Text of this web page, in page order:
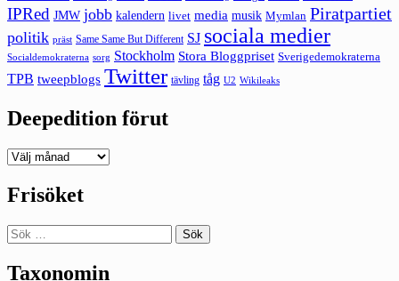
IPRed JMW jobb kalendern livet media musik Mymlan Piratpartiet
politik präst Same Same But Different SJ sociala medier
Socialdemokraterna sorg Stockholm Stora Bloggpriset Sverigedemokraterna
TPB tweepblogs Twitter tävling tåg U2 Wikileaks
Deepedition förut
Deepedition
Frisöket
Sök
efter:
Taxonomin